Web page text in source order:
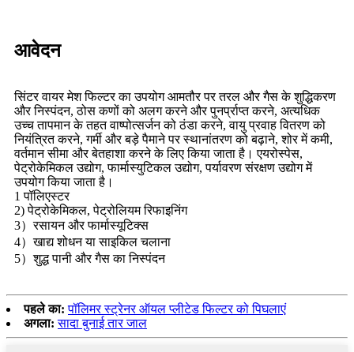
आवेदन
सिंटर वायर मेश फिल्टर का उपयोग आमतौर पर तरल और गैस के शुद्धिकरण
और निस्पंदन, ठोस कणों को अलग करने और पुनर्प्राप्त करने, अत्यधिक
उच्च तापमान के तहत वाष्पोत्सर्जन को ठंडा करने, वायु प्रवाह वितरण को
नियंत्रित करने, गर्मी और बड़े पैमाने पर स्थानांतरण को बढ़ाने, शोर में कमी,
वर्तमान सीमा और बेतहाशा करने के लिए किया जाता है। एयरोस्पेस,
पेट्रोकेमिकल उद्योग, फार्मास्युटिकल उद्योग, पर्यावरण संरक्षण उद्योग में
उपयोग किया जाता है।
1 पॉलिएस्टर
2) पेट्रोकेमिकल, पेट्रोलियम रिफाइनिंग
3）रसायन और फार्मास्यूटिक्स
4）खाद्य शोधन या साइकिल चलाना
5）शुद्ध पानी और गैस का निस्पंदन
पहले का: पॉलिमर स्ट्रेनर ऑयल प्लीटेड फिल्टर को पिघलाएं
अगला: सादा बुनाई तार जाल